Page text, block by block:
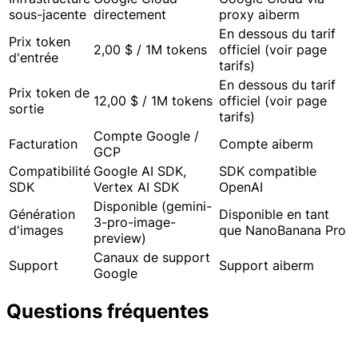
sous-jacente directement
proxy aiberm
Prix token
d'entrée
2,00 $ / 1M tokens
En dessous du tarif
officiel (voir page
tarifs)
Prix token de
sortie
12,00 $ / 1M tokens
En dessous du tarif
officiel (voir page
tarifs)
Facturation
Compte Google /
GCP
Compte aiberm
Compatibilité
SDK
Google AI SDK,
Vertex AI SDK
SDK compatible
OpenAI
Génération
d'images
Disponible (gemini-
3-pro-image-
preview)
Disponible en tant
que NanoBanana Pro
Support
Canaux de support
Google
Support aiberm
Questions fréquentes